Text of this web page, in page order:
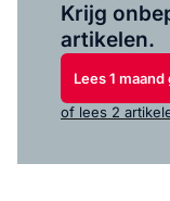
Krijg
artikelen.
Lees 1 maand
of lees 2